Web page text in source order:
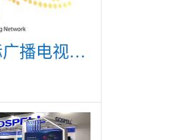
2026中国国际广播电视信息网络展览会展